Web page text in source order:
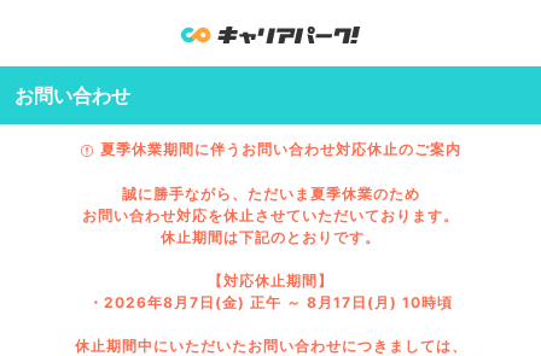
お問い合わせ
夏季休業期間に伴うお問い合わせ対応休止のご案内
誠に勝手ながら、ただいま夏季休業のため
お問い合わせ対応を休止させていただいております。
休止期間は下記のとおりです。
【対応休止期間】
・2026年8月7日(金) 正午 ～ 8月17日(月) 10時頃
休止期間中にいただいたお問い合わせにつきましては、